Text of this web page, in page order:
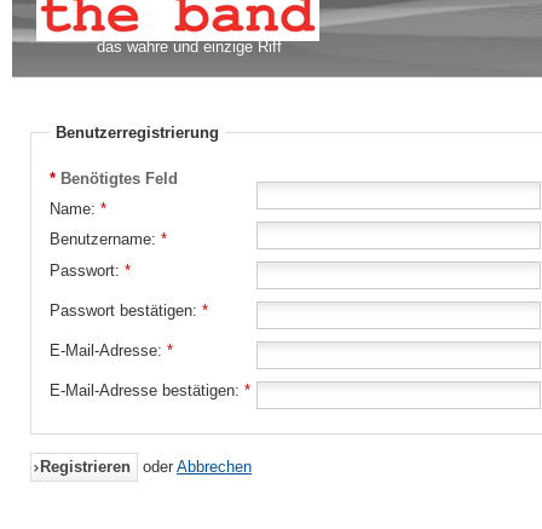
das wahre und einzige Riff
Benutzerregistrierung
* Benötigtes Feld
Name: *
Benutzername: *
Passwort: *
Passwort bestätigen: *
E-Mail-Adresse: *
E-Mail-Adresse bestätigen: *
Registrieren oder Abbrechen